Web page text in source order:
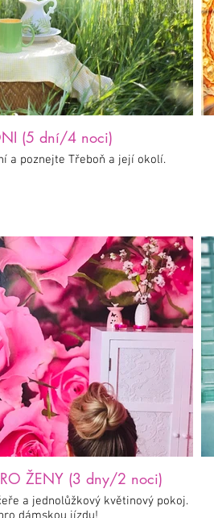
(5 dní/4 noci)
a poznejte Třeboň a její okolí.
ŽENY (3 dny/2 noci)
a jednolůžkový květinový pokoj.